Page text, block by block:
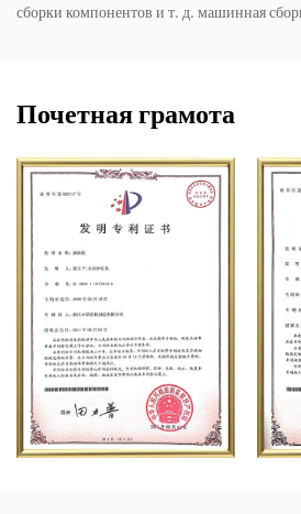
сборки компонентов и т. д. машинная
Почетная грамота